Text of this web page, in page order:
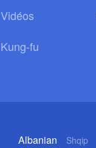
Vidéos
Kung-fu
Albanian Shqip